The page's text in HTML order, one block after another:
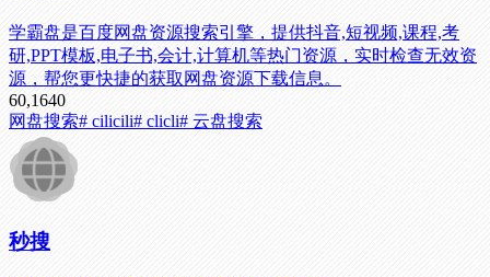
学霸盘是百度网盘资源搜索引擎，提供抖音,短视频,课程,考
研,PPT模板,电子书,会计,计算机等热门资源，实时检查无效资
源，帮您更快捷的获取网盘资源下载信息。
60,1640
网盘搜索# cilicili# clicli# 云盘搜索
秒搜